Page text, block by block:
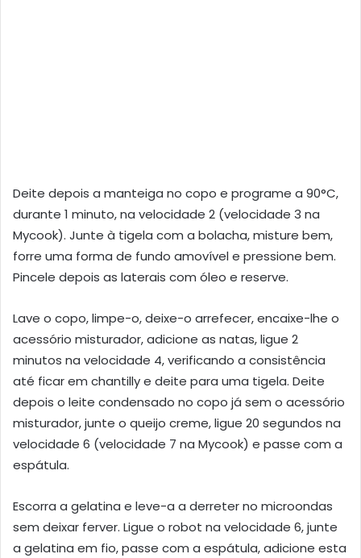
Deite depois a manteiga no copo e programe a 90°C,
durante 1 minuto, na velocidade 2 (velocidade 3 na
Mycook). Junte à tigela com a bolacha, misture bem,
forre uma forma de fundo amovível e pressione bem.
Pincele depois as laterais com óleo e reserve.
Lave o copo, limpe-o, deixe-o arrefecer, encaixe-lhe o
acessório misturador, adicione as natas, ligue 2
minutos na velocidade 4, verificando a consistência
até ficar em chantilly e deite para uma tigela. Deite
depois o leite condensado no copo já sem o acessório
misturador, junte o queijo creme, ligue 20 segundos na
velocidade 6 (velocidade 7 na Mycook) e passe com a
espátula.
Escorra a gelatina e leve-a a derreter no microondas
sem deixar ferver. Ligue o robot na velocidade 6, junte
a gelatina em fio, passe com a espátula, adicione esta